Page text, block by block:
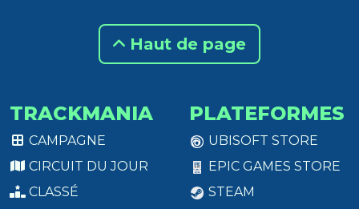
Haut de page
TRACKMANIA
CAMPAGNE
CIRCUIT DU JOUR
CLASSÉ
PLATEFORMES
UBISOFT STORE
EPIC GAMES STORE
STEAM